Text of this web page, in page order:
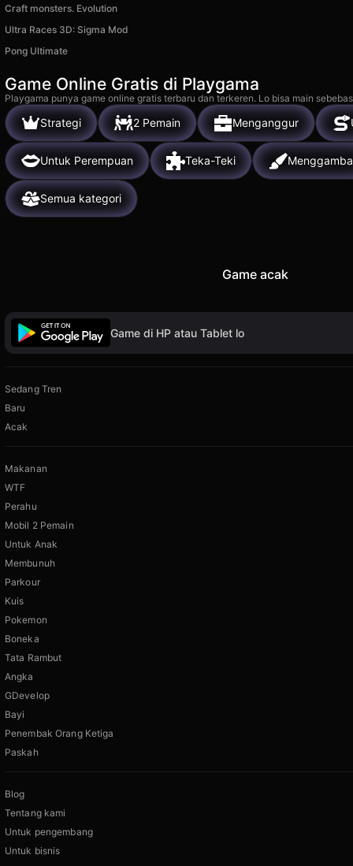
Craft monsters. Evolution
Ultra Races 3D: Sigma Mod
Pong Ultimate
Game Online Gratis di Playgama
Playgama punya game online gratis terbaru dan terkeren. Lo bisa main
Strategi 2 Pemain Menganggur
Untuk Perempuan Teka-Teki
Semua kategori
Game acak
Game di HP atau Tablet lo
Sedang Tren
Baru
Acak
Makanan
WTF
Perahu
Mobil 2 Pemain
Untuk Anak
Membunuh
Parkour
Kuis
Pokemon
Boneka
Tata Rambut
Angka
GDevelop
Bayi
Penembak Orang Ketiga
Paskah
Blog
Tentang kami
Untuk pengembang
Untuk bisnis